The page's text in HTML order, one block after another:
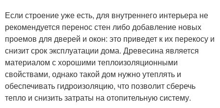
Если строение уже есть, для внутреннего интерьера не
рекомендуется перенос стен либо добавление новых
проемов для дверей и окон: это приведет к их перекосу и
снизит срок эксплуатации дома. Древесина является
материалом с хорошими теплоизоляционными
свойствами, однако такой дом нужно утеплять и
обеспечивать гидроизоляцию, что позволит сберечь
тепло и снизить затраты на отопительную систему.